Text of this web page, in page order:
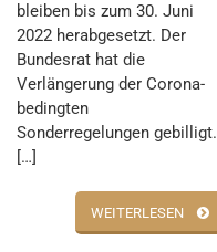
bleiben bis zum 30. Juni
2022 herabgesetzt. Der
Bundesrat hat die
Verlängerung der Corona-
bedingten
Sonderregelungen gebilligt.
[…]
WEITERLESEN